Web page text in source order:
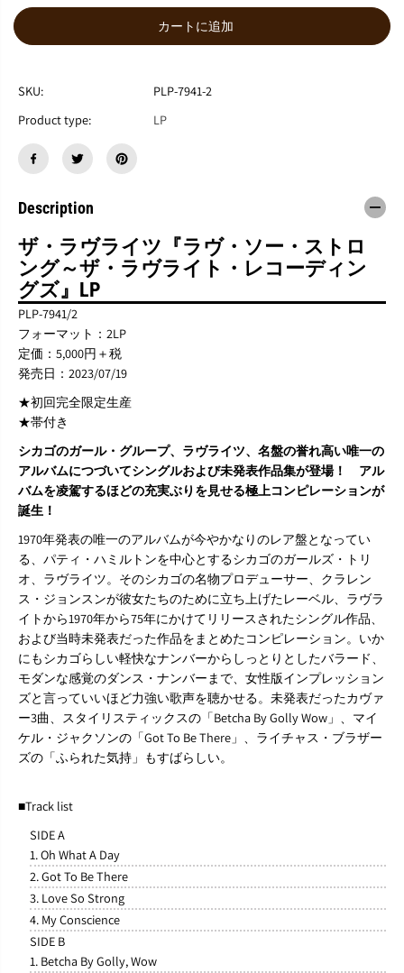
H
L
E
I
T
E
S
『
L
o
v
e
S
o
S
t
r
o
n
g
-
T
h
L
i
t
e
R
c
o
r
d
g
』
L
P
V
E
S
『
o
e
S
S
t
r
g
-
T
L
o
v
e
l
i
t
e
R
e
c
o
r
d
L
P
カートに追加
SKU:
PLP-7941-2
Product type:
LP
Description
ザ・ラヴライツ 『ラヴ・ソー・ストロ
ング～ザ・ラヴライト・レコーディン
グズ』LP
PLP-7941/2
フォーマット：2LP
定価： 5,000円＋税
発売日：2023/07/19
★初回完全限定生産
★帯付き
シカゴのガール・グループ、ラヴライツ、名盤の誉れ高い唯一の
アルバムにつづいてシングルおよび未発表作品集が登場！ アル
バムを凌駕するほどの充実ぶりを見せる極上コンピレーションが
誕生！
1970年発表の唯一のアルバムが今やかなりのレア盤となってい
る、パティ・ハミルトンを中心とするシカゴのガールズ・トリ
オ、ラヴライツ。そのシカゴの名物プロデューサー、クラレン
ス・ジョンスンが彼女たちのために立ち上げたレーベル、ラヴラ
イトから1970年から75年にかけてリリースされたシングル作品、
および当時未発表だった作品をまとめたコンピレーション。いか
にもシカゴらしい軽快なナンバーからしっとりとしたバラード、
モダンな感覚のダンス・ナンバーまで、女性版インプレッション
ズと言っていいほど力強い歌声を聴かせる。未発表だったカヴァ
ー3曲、スタイリスティックスの「Betcha By Golly Wow」、マイ
ケル・ジャクソンの「Got To Be There」、ライチャス・ブラザー
ズの「ふられた気持」もすばらしい。
■Track list
SIDE A
1. Oh What A Day
2. Got To Be There
3. Love So Strong
4. My Conscience
SIDE B
1. Betcha By Golly, Wow